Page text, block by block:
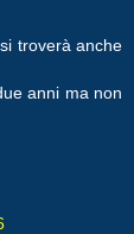
troverà anche
anni ma non